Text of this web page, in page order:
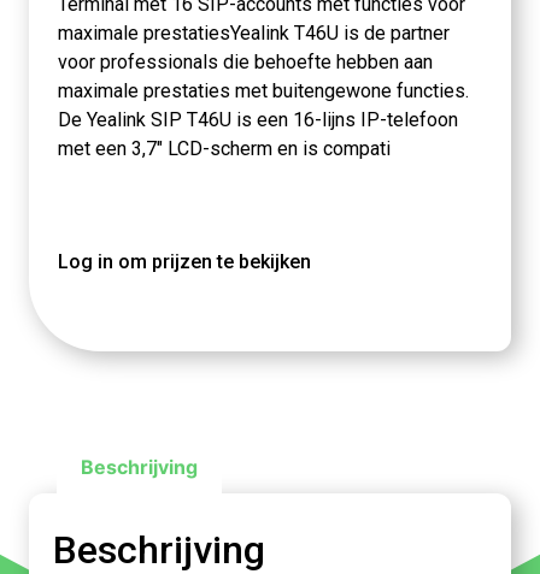
maximale prestatiesYealink T46U is de partner
voor professionals die behoefte hebben aan
maximale prestaties met buitengewone functies.
De Yealink SIP T46U is een 16-lijns IP-telefoon
met een 3,7" LCD-scherm en is compati
Log in om prijzen te bekijken
Beschrijving
Beschrijving